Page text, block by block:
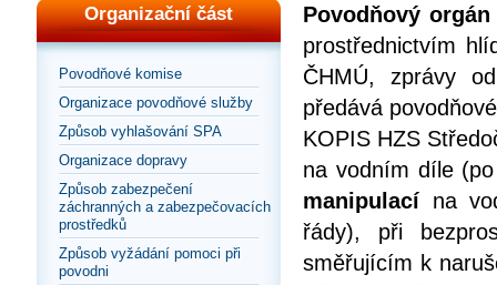
Organizační část
Povodňové komise
Organizace povodňové služby
Způsob vyhlašování SPA
Organizace dopravy
Způsob zabezpečení
záchranných a zabezpečovacích
prostředků
Způsob vyžádání pomoci při
povodni
Povodňový
prostřednictvím
ČHMÚ, zprávy
předává
KOPIS HZS
na vodním díle
manipulací na
řády), při
směřujícím k